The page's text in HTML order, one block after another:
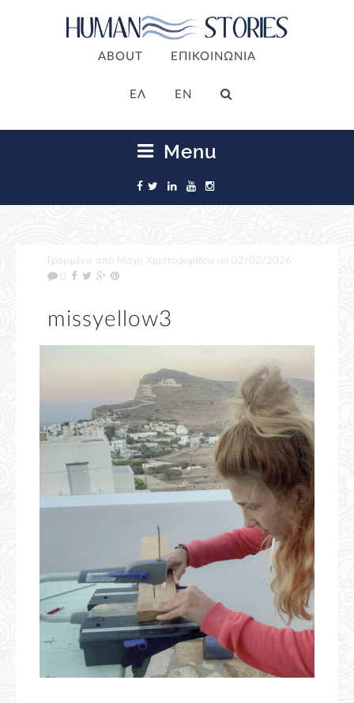
ABOUT ΕΠΙΚΟΙΝΩΝΙΑ
ΕΛ EN
Menu
Γραμμένα από Μάχη Χριστοφορίδου on 02/02/2026
0
missyellow3